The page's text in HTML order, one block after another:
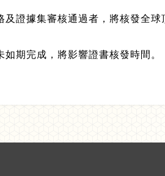
及證據集審核通過者，將核發全球
期完成，將影響證書核發時間。